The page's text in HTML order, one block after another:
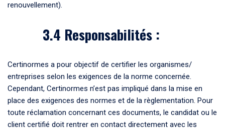
renouvellement).
3.4 Responsabilités :
Certinormes a pour objectif de certifier les organismes/
entreprises selon les exigences de la norme concernée.
Cependant, Certinormes n’est pas impliqué dans la mise en
place des exigences des normes et de la règlementation. Pour
toute réclamation concernant ces documents, le candidat ou le
client certifié doit rentrer en contact directement avec les